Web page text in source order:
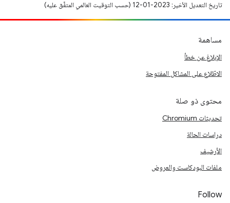
تاريخ التعديل الأخير: 2023-01-12 (حسب التوقيت العالمي المتفَّق عليه)
مساهمة
الإبلاغ عن خطأ
الاطّلاع على المشاكل المفتوحة
محتوى ذو صلة
تحديثات Chromium
دراسات الحالة
الأرشيف
ملفات البودكاست والعروض
Follow